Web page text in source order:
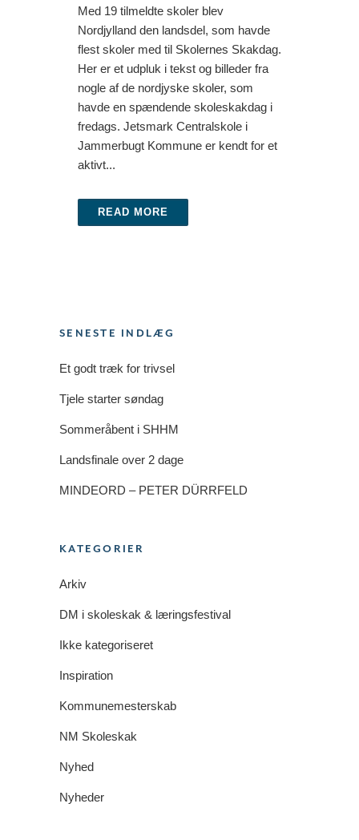
Med 19 tilmeldte skoler blev
Nordjylland den landsdel, som havde
flest skoler med til Skolernes Skakdag.
Her er et udpluk i tekst og billeder fra
nogle af de nordjyske skoler, som
havde en spændende skoleskakdag i
fredags. Jetsmark Centralskole i
Jammerbugt Kommune er kendt for et
aktivt...
READ MORE
SENESTE INDLÆG
Et godt træk for trivsel
Tjele starter søndag
Sommeråbent i SHHM
Landsfinale over 2 dage
MINDEORD – PETER DÜRRFELD
KATEGORIER
Arkiv
DM i skoleskak & læringsfestival
Ikke kategoriseret
Inspiration
Kommunemesterskab
NM Skoleskak
Nyhed
Nyheder